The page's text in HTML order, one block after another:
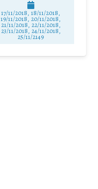
17/11/2018, 18/11/2018,
19/11/2018, 20/11/2018,
21/11/2018, 22/11/2018,
23/11/2018, 24/11/2018,
25/11/2149